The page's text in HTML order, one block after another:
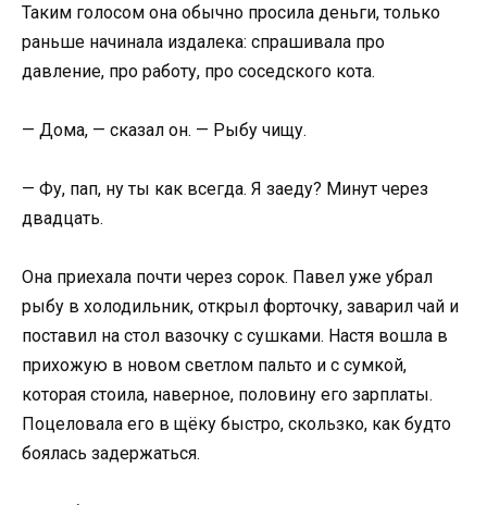
Таким голосом она обычно просила деньги, только
раньше начинала издалека: спрашивала про
давление, про работу, про соседского кота.
— Дома, — сказал он. — Рыбу чищу.
— Фу, пап, ну ты как всегда. Я заеду? Минут через
двадцать.
Она приехала почти через сорок. Павел уже убрал
рыбу в холодильник, открыл форточку, заварил чай и
поставил на стол вазочку с сушками. Настя вошла в
прихожую в новом светлом пальто и с сумкой,
которая стоила, наверное, половину его зарплаты.
Поцеловала его в щёку быстро, скользко, как будто
боялась задержаться.